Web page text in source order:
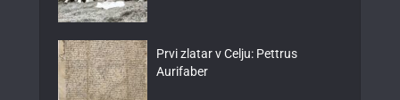
Prvi zlatar v Celju: Pettrus
Aurifaber